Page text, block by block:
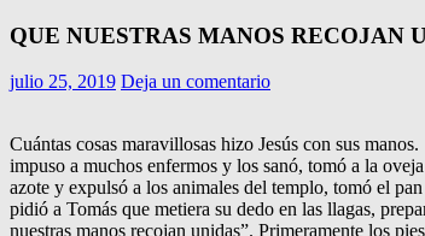
QUE NUESTRAS MANOS RECOJAN
julio 25, 2019 Deja un comentario
Cuántas cosas maravillosas hizo Jesús con sus
impuso a muchos enfermos y los sanó, tomó a la
azote y expulsó a los animales del templo, tomó el
pidió a Tomás que metiera su dedo en las llagas,
nuestras manos recojan unidas”. Primeramente los